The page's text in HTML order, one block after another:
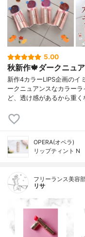
5.00
秋新作🍁ダークニュ
新作4カラーLIPS企画のイ
ークニュアンスなカラー
ど、透け感があるから重
OPERA(オペラ)
リップティント N
フリーランス美容
リサ